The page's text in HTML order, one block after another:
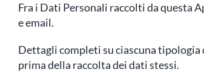
Fra i Dati Personali raccolti da questa
e email.
Dettagli completi su ciascuna
prima della raccolta dei dati stessi.